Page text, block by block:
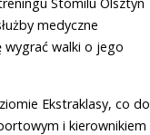
Stomilu Olsztyn
medyczne
wygrać walki o jego
Ekstraklasy, co do
i kierownikiem